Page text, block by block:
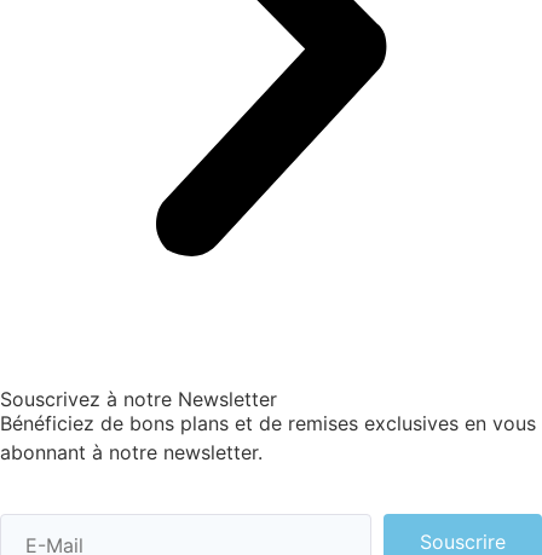
Souscrivez à notre Newsletter
Bénéficiez de bons plans et de remises exclusives en vous
abonnant à notre newsletter.
Souscrire